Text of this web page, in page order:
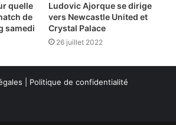
quelle
de
samedi
Ludovic Ajorque se dirige
vers Newcastle United et
Crystal Palace
26 juillet 2022
Politique de confidentialité